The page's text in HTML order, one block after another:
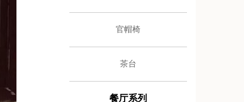
官帽椅
茶台
餐厅系列